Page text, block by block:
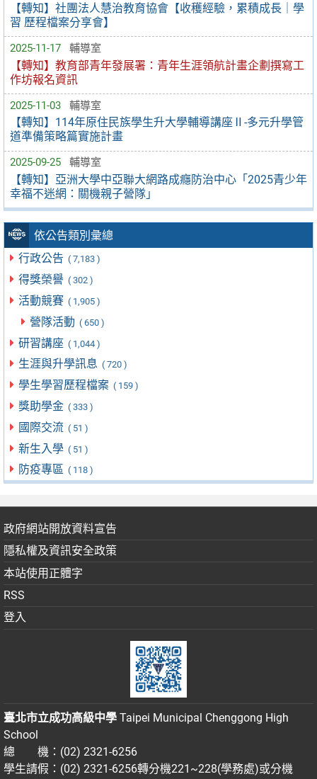
【轉知】社團法人慧治教育協會【收穫經驗，累積成長｜學
習 歷程檔案分享會】
2025-11-17 輔導室
【轉知】教育部青年發展署：青年生涯領航計畫企劃撰寫工
作坊報名資訊
2025-11-03 輔導室
【轉知】114年原住民族學生升大學輔導講座Ⅱ-多元升學管
道準備策略篇實施計畫
2025-09-25 輔導室
【轉知】亞洲大學中亞聯大網路成癮防治中心「2025青少年
幸福不迷網：關機親子營隊」
依公告類別彙總
行政公告 ( 7,183 )
得獎榮譽 ( 302 )
活動競賽 ( 1,905 )
營隊活動 ( 650 )
研習講座 ( 1,044 )
生涯與升學訊息 ( 720 )
學生學習歷程檔案 ( 159 )
獎助學金 ( 333 )
國際交流 ( 51 )
新生入學 ( 51 )
防疫專區 ( 118 )
政府網站開放資料宣告
隱私權及資訊安全政策
本站使用正體字
RSS
登入
臺北市立成功高級中學 Taipei Municipal Chenggong High
School
總 機：(02) 2321-6256
學生請假：(02) 2321-6256轉分機221~228(學務處)或分機